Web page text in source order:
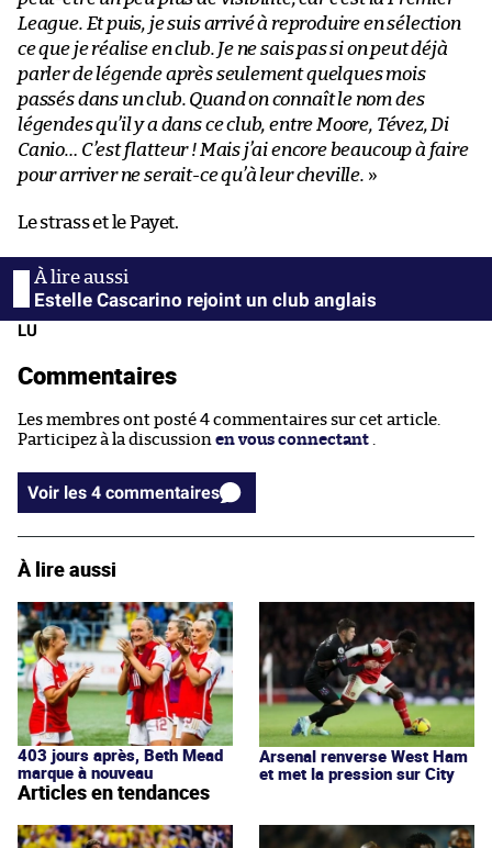
League. Et puis, je suis arrivé à reproduire en sélection
ce que je réalise en club. Je ne sais pas si on peut déjà
parler de légende après seulement quelques mois
passés dans un club. Quand on connaît le nom des
légendes qu’il y a dans ce club, entre Moore, Tévez, Di
Canio… C’est flatteur ! Mais j’ai encore beaucoup à faire
pour arriver ne serait-ce qu’à leur cheville. »
Le strass et le Payet.
Estelle Cascarino rejoint un club anglais
LU
Commentaires
Les membres ont posté 4 commentaires sur cet article.
Participez à la discussion en vous connectant
Voir les 4 commentaires
À lire aussi
403 jours après, Beth Mead
marque à nouveau
Arsenal renverse West Ham
et met la pression sur City
Articles en tendances